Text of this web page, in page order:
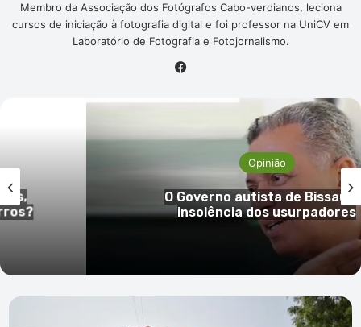
Membro da Associação dos Fotógrafos Cabo-verdianos, leciona
cursos de iniciação à fotografia digital e foi professor na UniCV em
Laboratório de Fotografia e Fotojornalismo.
Opinião
O Governo autista de Bissau e
insolência dos usurpadores
Suspeitos